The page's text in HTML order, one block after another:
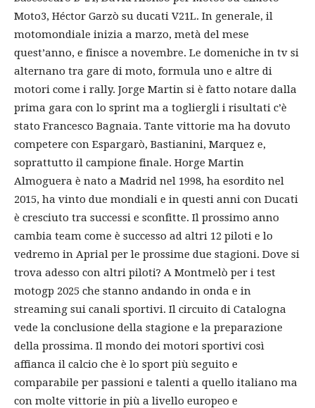
Moto3, Héctor Garzò su ducati V21L. In generale, il
motomondiale inizia a marzo, metà del mese
quest’anno, e finisce a novembre. Le domeniche in tv si
alternano tra gare di moto, formula uno e altre di
motori come i rally. Jorge Martin si è fatto notare dalla
prima gara con lo sprint ma a togliergli i risultati c’è
stato Francesco Bagnaia. Tante vittorie ma ha dovuto
competere con Espargarò, Bastianini, Marquez e,
soprattutto il campione finale. Horge Martin
Almoguera è nato a Madrid nel 1998, ha esordito nel
2015, ha vinto due mondiali e in questi anni con Ducati
è cresciuto tra successi e sconfitte. Il prossimo anno
cambia team come è successo ad altri 12 piloti e lo
vedremo in Aprial per le prossime due stagioni. Dove si
trova adesso con altri piloti? A Montmelò per i test
motogp 2025 che stanno andando in onda e in
streaming sui canali sportivi. Il circuito di Catalogna
vede la conclusione della stagione e la preparazione
della prossima. Il mondo dei motori sportivi così
affianca il calcio che è lo sport più seguito e
comparabile per passioni e talenti a quello italiano ma
con molte vittorie in più a livello europeo e